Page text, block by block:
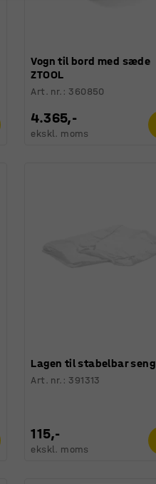
Vogn til bord med sæde
ZTOOL
Art. nr. : 360850
4.365,-
ekskl. moms
Lagen til stabelbar seng
Art. nr. : 391313
115,-
ekskl. moms